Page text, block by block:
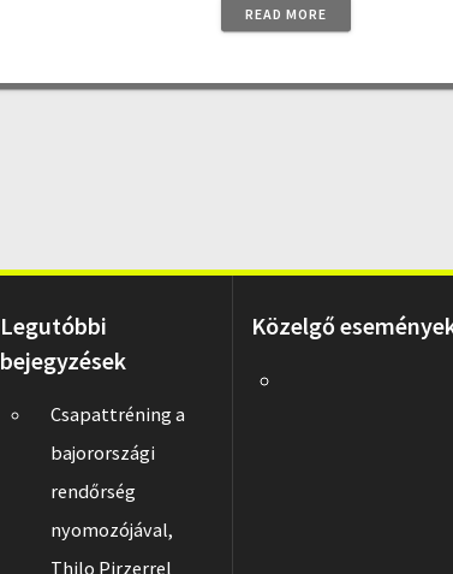
READ MORE
Legutóbbi
bejegyzések
Csapattréning a
bajorországi
rendőrség
nyomozójával,
Thilo Pirzerrel
Közelgő